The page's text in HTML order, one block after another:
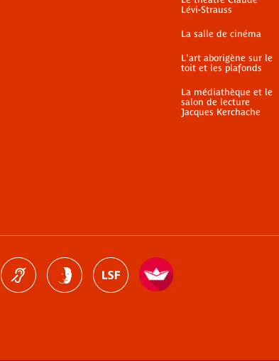
Lévi-Strauss
La salle de cinéma
L'art aborigène sur le
toit et les plafonds
La médiathèque et le
salon de lecture
Jacques Kerchache